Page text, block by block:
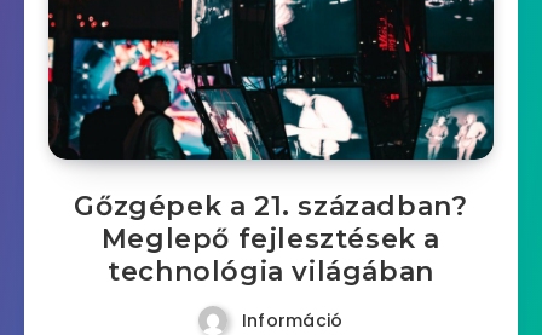
Gőzgépek a 21. században?
Meglepő fejlesztések a
technológia világában
Információ